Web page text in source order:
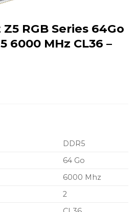
RGB Series 64Go
6000 MHz CL36 –
DDR5
64 Go
6000 Mhz
2